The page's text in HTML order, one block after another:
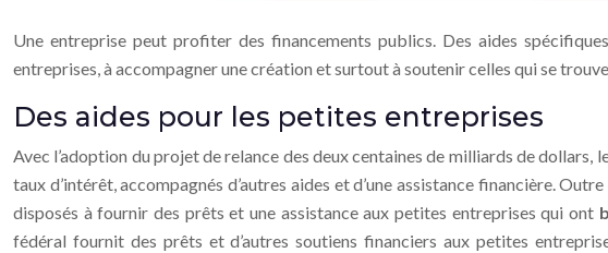
Une entreprise peut profiter des financements publics. Des aides
entreprises, à accompagner une création et surtout à soutenir celles qui se
Des aides pour les petites entreprises
Avec l’adoption du projet de relance des deux centaines de milliards de
taux d’intérêt, accompagnés d’autres aides et d’une assistance financière. Outre
disposés à fournir des prêts et une assistance aux petites entreprises qui ont
fédéral fournit des prêts et d’autres soutiens financiers aux petites